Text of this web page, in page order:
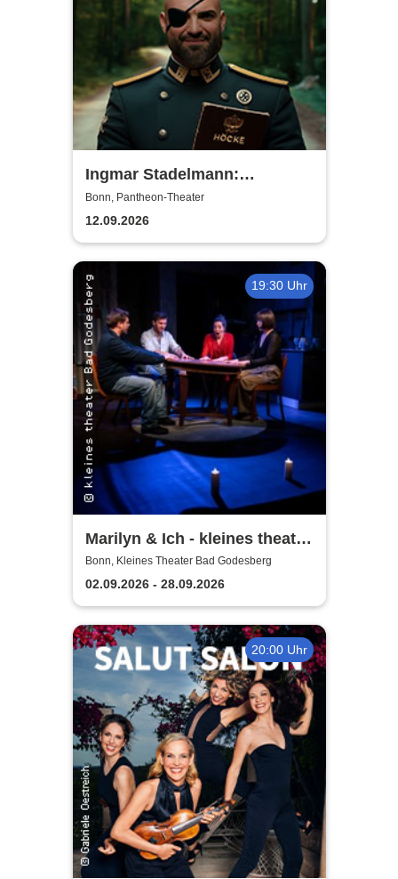
Ingmar Stadelmann:
Stadelmann liest Höcke - ein
satirischer Diskurs
Bonn, Pantheon-Theater
12.09.2026
19:30 Uhr
Marilyn & Ich - kleines theater
Bad Godesberg
Bonn, Kleines Theater Bad Godesberg
02.09.2026 - 28.09.2026
20:00 Uhr